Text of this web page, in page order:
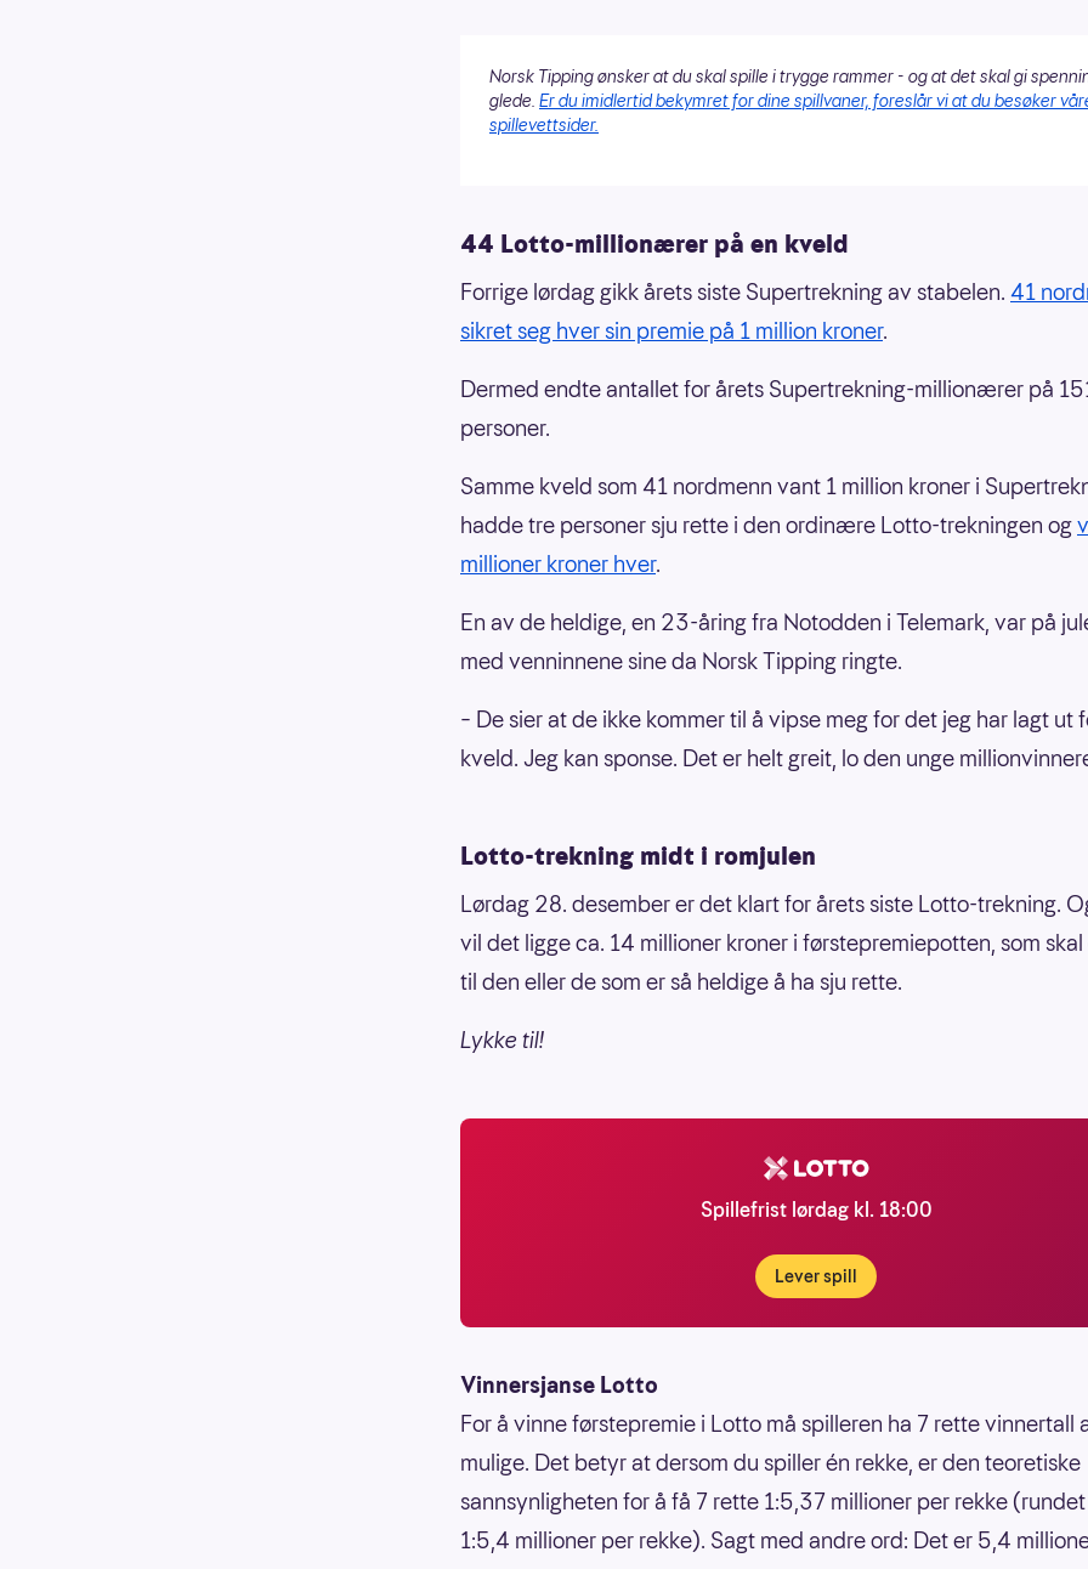
Norsk Tipping ønsker at du skal spille i trygge rammer - og at det skal gi
glede. Er du imidlertid bekymret for dine spillvaner, foreslår vi at du besøker
spillevettsider.
44 Lotto-millionærer på en kveld
Forrige lørdag gikk årets siste Supertrekning av stabelen. 41
sikret seg hver sin premie på 1 million kroner.
Dermed endte antallet for årets Supertrekning-millionærer på
personer.
Samme kveld som 41 nordmenn vant 1 million kroner i
hadde tre personer sju rette i den ordinære Lotto-trekningen og
millioner kroner hver.
En av de heldige, en 23-åring fra Notodden i Telemark, var på
med venninnene sine da Norsk Tipping ringte.
– De sier at de ikke kommer til å vipse meg for det jeg har lagt ut
kveld. Jeg kan sponse. Det er helt greit, lo den unge
Lotto-trekning midt i romjulen
Lørdag 28. desember er det klart for årets siste Lotto-trekning.
vil det ligge ca. 14 millioner kroner i førstepremiepotten, som
til den eller de som er så heldige å ha sju rette.
Lykke til!
Spillefrist lørdag kl. 18:00
Lever spill
Vinnersjanse Lotto
For å vinne førstepremie i Lotto må spilleren ha 7 rette vinnertall
mulige. Det betyr at dersom du spiller én rekke, er den teoretiske
sannsynligheten for å få 7 rette 1:5,37 millioner per rekke
1:5,4 millioner per rekke). Sagt med andre ord: Det er 5,4